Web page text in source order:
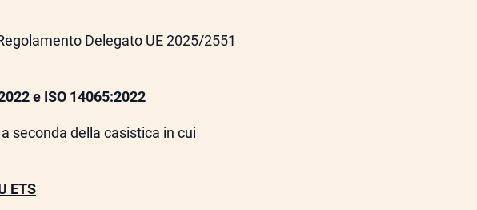
Delegato UE 2025/2551
e ISO 14065:2022
seconda della casistica in cui
ETS